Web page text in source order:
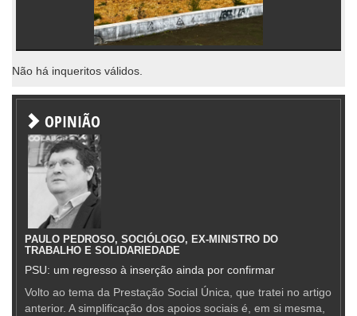
Não há inqueritos válidos.
OPINIÃO
PAULO PEDROSO, SOCIÓLOGO, EX-MINISTRO DO
TRABALHO E SOLIDARIEDADE
PSU: um regresso à inserção ainda por confirmar
Volto ao tema da Prestação Social Única, que tratei no artigo
anterior. A simplificação dos apoios sociais é, em si mesma,